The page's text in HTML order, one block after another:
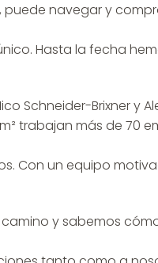
puede navegar y
Hasta la fecha
Schneider-Brixner y
trabajan más de 70
Con un equipo
y sabemos